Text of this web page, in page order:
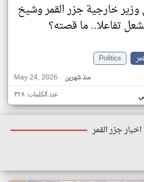
وزير خارجية جزر القمر وشيخ
تفاعلا.. ما قصته؟
Politics
May 24, 2026
منذ شهرين
عدد الكلمات: ٣٢٨
جزر القمر